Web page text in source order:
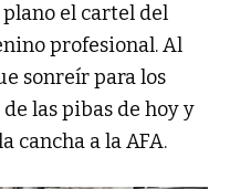
el cartel del
profesional. Al
sonreír para los
las pibas de hoy y
cancha a la AFA.